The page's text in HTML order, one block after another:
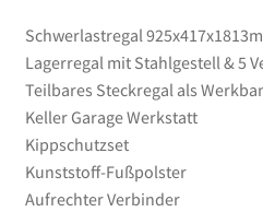
Werkstatt
Menge
Schwerlastregal
Lagerregal mit Stahlgestell & 5
Teilbares Steckregal als
Keller Garage Werkstatt
Kippschutzset
Kunststoff-Fußpolster
Aufrechter Verbinder